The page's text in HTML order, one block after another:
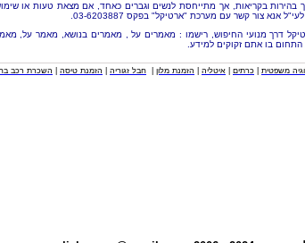
בהירות בקריאות, אך מתייחסת לנשים וגברים כאחד, אם מצאת טעות או
אנא צור קשר עם מערכת "ארטיקל" בפקס 03-6203887.
דרך מנועי החיפוש, רישמו : מאמרים על , מאמרים בנושא, מאמר על,
בו אתם זקוקים למידע.
משפטית כרתים איטליה הזמנת מלון חבל זגוריה הזמנת טיסה השכרת רכב